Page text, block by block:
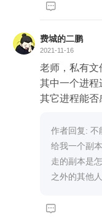

费城的二鹏
2021-11-16
老师，私有文
其中一个进程
其它进程能否
作者回复: 不
给我一个副
走的副本是
之外的其他
